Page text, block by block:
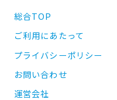
総合TOP
ご利用にあたって
プライバシーポリシー
お問い合わせ
運営会社